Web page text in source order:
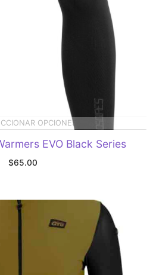
OPCIONES
EVO Black Series
$65.00